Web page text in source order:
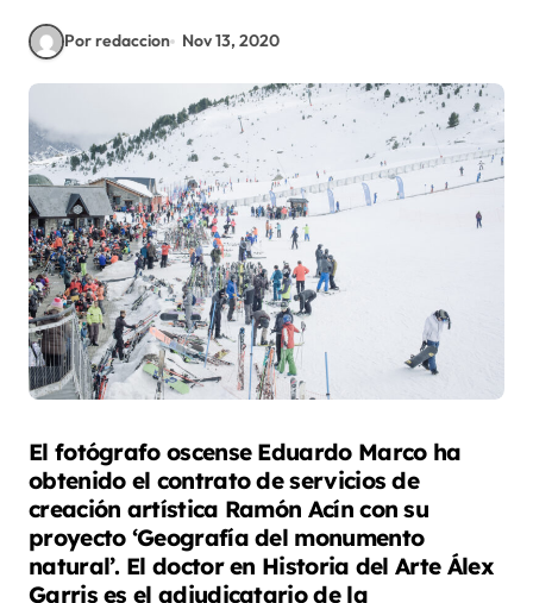
Por redaccion Nov 13, 2020
El fotógrafo oscense Eduardo Marco ha
obtenido el contrato de servicios de
creación artística Ramón Acín con su
proyecto ‘Geografía del monumento
natural’. El doctor en Historia del Arte Álex
Garris es el adjudicatario de la